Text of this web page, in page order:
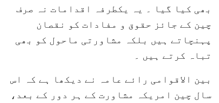
بھی کیا گیا ۔ یہ یکطرفہ اقدامات نہ صرف
چین کے جائز حقوق و مفادات کو نقصان
پہنچاتے ہیں بلکہ مشاورتی ماحول کو بھی
تباہ کرتے ہیں ۔
بین الاقوامی رائے عامہ نے دیکھا ہے کہ اس
سال چین امریکہ مشاورت کے ہر دور کے بعد،